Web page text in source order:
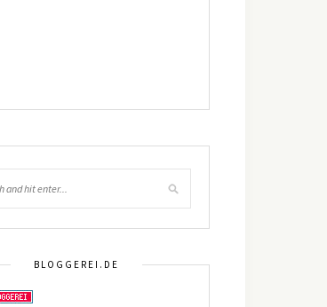
BLOGGEREI.DE